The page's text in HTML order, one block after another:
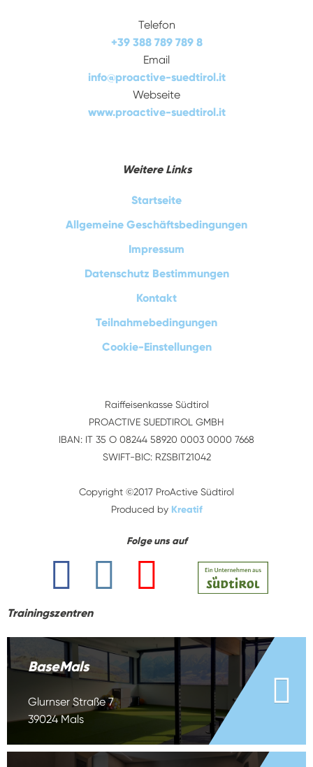
Telefon
+39 388 789 789 8
Email
info@proactive-suedtirol.it
Webseite
www.proactive-suedtirol.it
Weitere Links
Startseite
Allgemeine Geschäftsbedingungen
Impressum
Datenschutz Bestimmungen
Kontakt
Teilnahmebedingungen
Cookie-Einstellungen
Raiffeisenkasse Südtirol
PROACTIVE SUEDTIROL GMBH
IBAN: IT 35 O 08244 58920 0003 0000 7668
SWIFT-BIC: RZSBIT21042
Copyright ©2017 ProActive Südtirol
Produced by Kreatif
Folge uns auf
Trainingszentren
BaseMals
Glurnser Straße 7
39024 Mals